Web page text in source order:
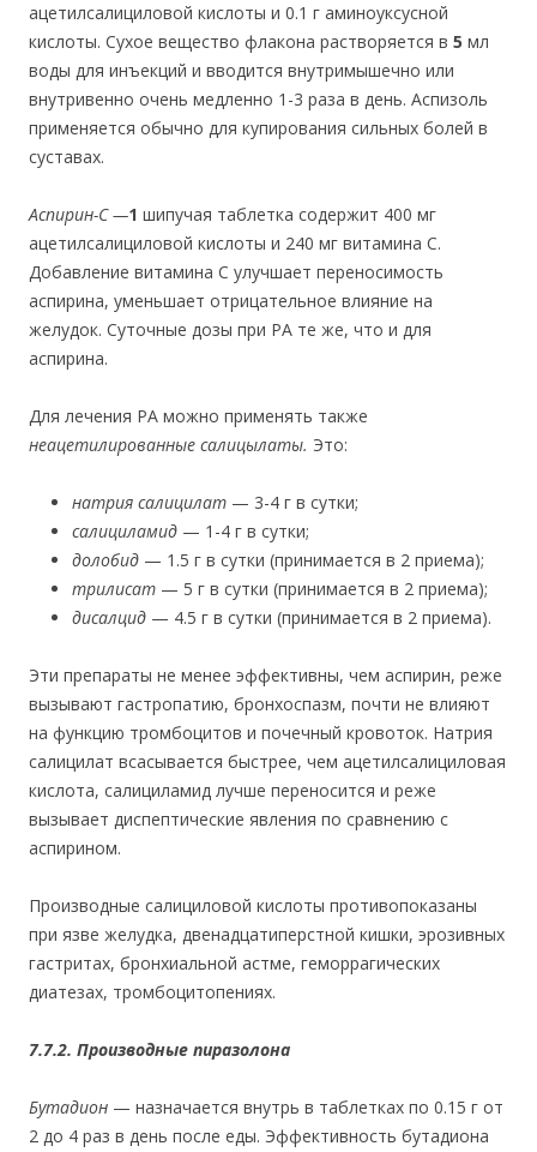
ацетилсалициловой кислоты и 0.1 г аминоуксусной
кислоты. Сухое вещество флакона растворяется в 5 мл
воды для инъекций и вводится внутримышечно или
внутривенно очень медленно 1-3 раза в день. Аспизоль
применяется обычно для купирования сильных болей в
суставах.
Аспирин-С —1 шипучая таблетка содержит 400 мг
ацетилсалициловой кислоты и 240 мг витамина С.
Добавление витамина С улучшает переносимость
аспирина, уменьшает отрицательное влияние на
желудок. Суточные дозы при РА те же, что и для
аспирина.
Для лечения РА можно применять также
неацетилированные салицылаты. Это:
натрия салицилат — 3-4 г в сутки;
салициламид — 1-4 г в сутки;
долобид — 1.5 г в сутки (принимается в 2 приема);
трилисат — 5 г в сутки (принимается в 2 приема);
дисалцид — 4.5 г в сутки (принимается в 2 приема).
Эти препараты не менее эффективны, чем аспирин, реже
вызывают гастропатию, бронхоспазм, почти не влияют
на функцию тромбоцитов и почечный кровоток. Натрия
салицилат всасывается быстрее, чем ацетилсалициловая
кислота, салициламид лучше переносится и реже
вызывает диспептические явления по сравнению с
аспирином.
Производные салициловой кислоты противопоказаны
при язве желудка, двенадцатиперстной кишки, эрозивных
гастритах, бронхиальной астме, геморрагических
диатезах, тромбоцитопениях.
7.7.2. Производные пиразолона
Бутадион — назначается внутрь в таблетках по 0.15 г от
2 до 4 раз в день после еды. Эффективность бутадиона